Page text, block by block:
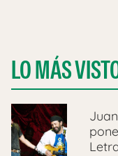
LO MÁS